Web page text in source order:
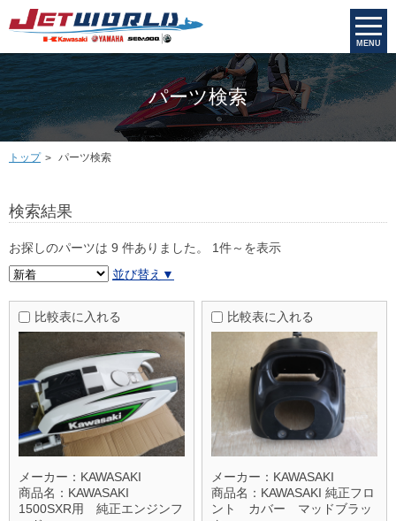
MENU
パーツ検索
トップ パーツ検索
検索結果
お探しのパーツは 9 件ありました。
1件～を表示
並び替え▼
比較表に入れる
メーカー： KAWASAKI
商品名： KAWASAKI
1500SXR用 純正エンジンフ
比較表に入れる
メーカー： KAWASAKI
商品名： KAWASAKI 純正フロ
ント カバー マッドブラッ